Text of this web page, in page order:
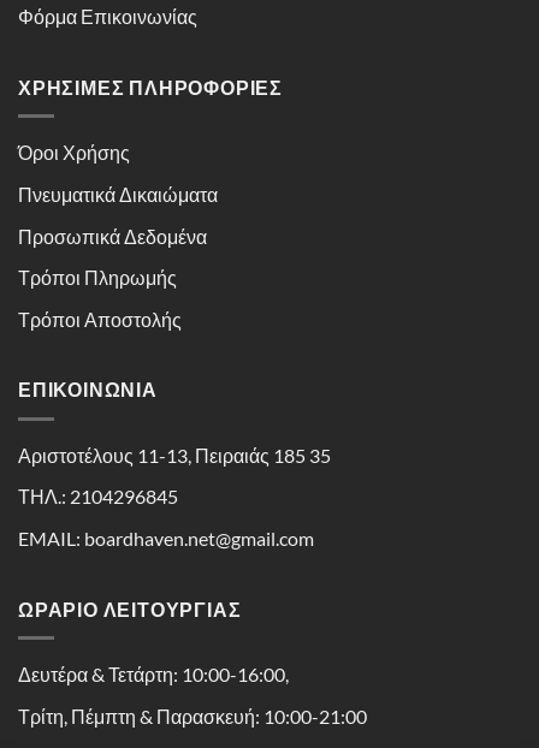
Φόρμα Επικοινωνίας
ΧΡΉΣΙΜΕΣ ΠΛΗΡΟΦΟΡΊΕΣ
Όροι Χρήσης
Πνευματικά Δικαιώματα
Προσωπικά Δεδομένα
Τρόποι Πληρωμής
Τρόποι Αποστολής
ΕΠΙΚΟΙΝΩΝΊΑ
Αριστοτέλους 11-13, Πειραιάς 185 35
ΤΗΛ.: 2104296845
EMAIL: boardhaven.net@gmail.com
ΩΡΑΡΙΟ ΛΕΙΤΟΥΡΓΙΑΣ
Δευτέρα & Τετάρτη: 10:00-16:00,
Τρίτη, Πέμπτη & Παρασκευή: 10:00-21:00